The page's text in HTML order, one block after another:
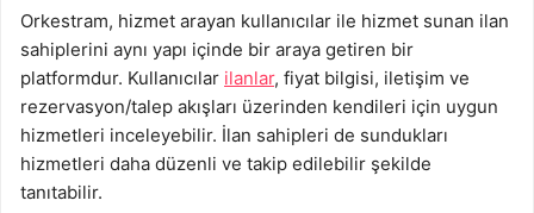
Orkestram, hizmet arayan kullanıcılar ile hizmet sunan ilan
sahiplerini aynı yapı içinde bir araya getiren bir
platformdur. Kullanıcılar ilanlar, fiyat bilgisi, iletişim ve
rezervasyon/talep akışları üzerinden kendileri için uygun
hizmetleri inceleyebilir. İlan sahipleri de sundukları
hizmetleri daha düzenli ve takip edilebilir şekilde
tanıtabilir.